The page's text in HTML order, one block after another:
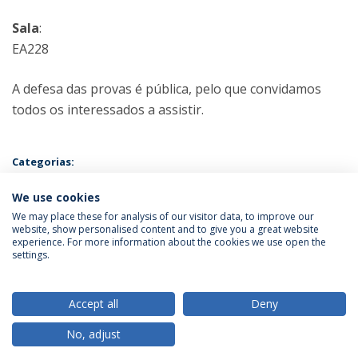
Sala:
EA228
A defesa das provas é pública, pelo que convidamos
todos os interessados a assistir.
Categorias:
do Comportamento Desviante
Política de Privacidade
Termos & Condições
© 2026 Universidade Católica Portuguesa
We use cookies
We may place these for analysis of our visitor data, to improve our
website, show personalised content and to give you a great website
experience. For more information about the cookies we use open the
settings.
Accept all
Deny
No, adjust